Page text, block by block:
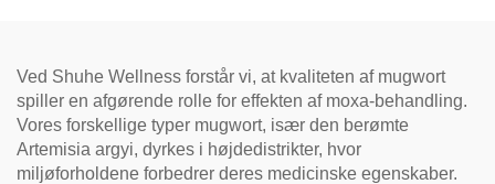
Ved Shuhe Wellness forstår vi, at kvaliteten af mugwort
spiller en afgørende rolle for effekten af moxa-behandling.
Vores forskellige typer mugwort, især den berømte
Artemisia argyi, dyrkes i højdedistrikter, hvor
miljøforholdene forbedrer deres medicinske egenskaber.